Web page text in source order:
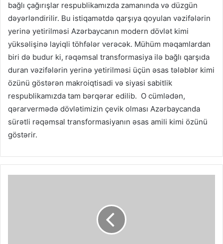
bağlı çağırışlar respublikamızda zamanında və düzgün
dəyərləndirilir. Bu istiqamətdə qarşıya qoyulan vəzifələrin
yerinə yetirilməsi Azərbaycanın modern dövlət kimi
yüksəlişinə layiqli töhfələr verəcək. Mühüm məqamlardan
biri də budur ki, rəqəmsal transformasiya ilə bağlı qarşıda
duran vəzifələrin yerinə yetirilməsi üçün əsas tələblər kimi
özünü göstərən makroiqtisadi və siyasi sabitlik
respublikamızda tam bərqərar edilib. O cümlədən,
qərarvermədə dövlətimizin çevik olması Azərbaycanda
sürətli rəqəmsal transformasiyanın əsas amili kimi özünü
göstərir.